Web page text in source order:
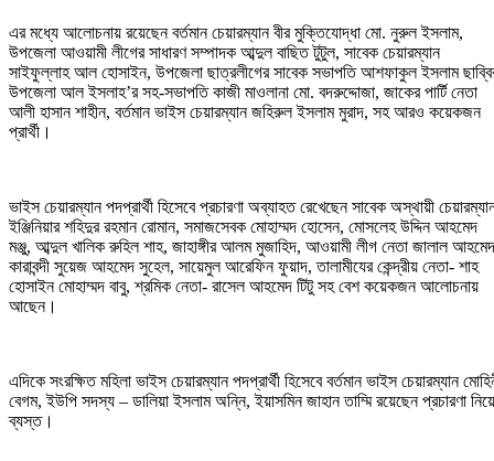
এর মধ্যে আলোচনায় রয়েছেন বর্তমান চেয়ারম্যান বীর মুক্তিযোদ্ধা মো. নুরুল ইসলাম,
উপজেলা আওয়ামী লীগের সাধারণ সম্পাদক আব্দুল বাছিত টুটুল, সাবেক চেয়ারম্যান
সাইফুল্লাহ আল হোসাইন, উপজেলা ছাত্রলীগের সাবেক সভাপতি আশফাকুল ইসলাম
উপজেলা আল ইসলাহ’র সহ-সভাপতি কাজী মাওলানা মো. বদরুদ্দোজা, জাকের পার্টি নেতা
আলী হাসান শাহীন, বর্তমান ভাইস চেয়ারম্যান জহিরুল ইসলাম মুরাদ, সহ আরও কয়েকজন
প্রার্থী।
ভাইস চেয়ারম্যান পদপ্রার্থী হিসেবে প্রচারণা অব্যাহত রেখেছেন সাবেক অস্থায়ী
ইঞ্জিনিয়ার শহিদুর রহমান রোমান, সমাজসেবক মোহাম্মদ হোসেন, মোসলেহ উদ্দিন আহমেদ
মঞ্জু, আব্দুল খালিক রুহিল শাহ, জাহাঙ্গীর আলম মুজাহিদ, আওয়ামী লীগ নেতা জালাল
কারাবন্দী সুয়েজ আহমেদ সুহেল, সায়েমুল আরেফিন ফুয়াদ, তালামীযের কেন্দ্রীয় নেতা- শাহ
হোসাইন মোহাম্মদ বাবু, শ্রমিক নেতা- রাসেল আহমেদ টিটু সহ বেশ কয়েকজন আলোচনায়
আছেন।
এদিকে সংরক্ষিত মহিলা ভাইস চেয়ারম্যান পদপ্রার্থী হিসেবে বর্তমান ভাইস চেয়ারম্যান
বেগম, ইউপি সদস্য – ডালিয়া ইসলাম অন্নি, ইয়াসমিন জাহান তাম্মি রয়েছেন প্রচারণা নিয়ে
ব্যস্ত।